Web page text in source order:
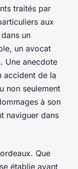
traités par
aux
un
un avocat
Une anecdote
accident de la
non seulement
à son
naviguer dans
Que
établie ayant